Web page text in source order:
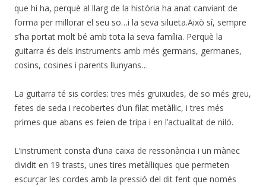
que hi ha, perquè al llarg de la història ha anat canviant de
forma per millorar el seu so…i la seva silueta.Això sí, sempre
s’ha portat molt bé amb tota la seva família. Perquè la
guitarra és dels instruments amb més germans, germanes,
cosins, cosines i parents llunyans…
La guitarra té sis cordes: tres més gruixudes, de so més greu,
fetes de seda i recobertes d’un filat metàl·lic, i tres més
primes que abans es feien de tripa i en l’actualitat de niló.
L’instrument consta d’una caixa de ressonància i un mànec
dividit en 19 trasts, unes tires metàl·liques que permeten
escurçar les cordes amb la pressió del dit fent que només